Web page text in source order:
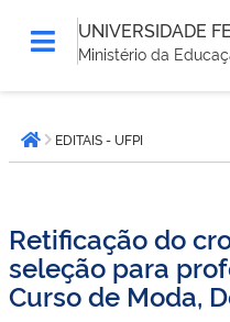
UNIVERSIDADE
Ministério da
está
aqui:Página inicial
EDITAIS - UFPI
Retificação do
seleção para
Curso de Moda,